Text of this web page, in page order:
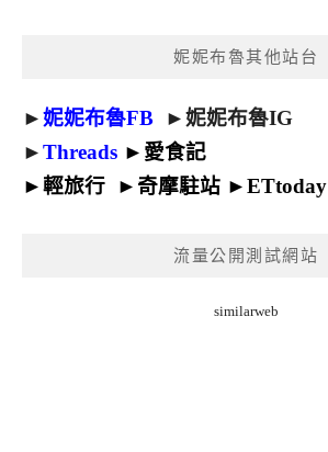
妮妮布魯其他站台
►妮妮布魯FB ►妮妮布魯IG
►Threads ► 愛食記
►輕旅行 ► 奇摩駐站 ►ETtoday
流量公開測試網站
similarweb